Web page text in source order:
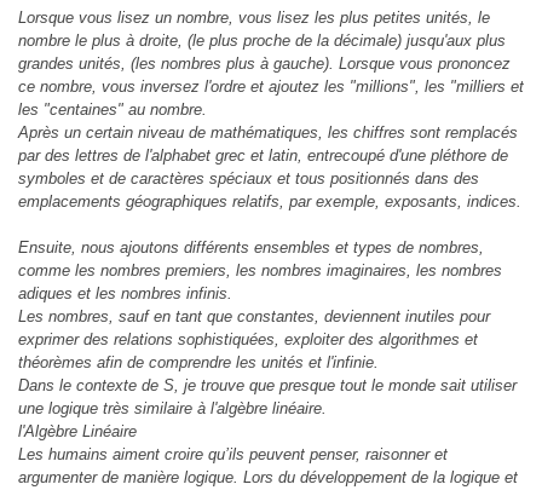
Lorsque vous lisez un nombre, vous lisez les plus petites unités, le
nombre le plus à droite, (le plus proche de la décimale) jusqu'aux plus
grandes unités, (les nombres plus à gauche). Lorsque vous prononcez
ce nombre, vous inversez l'ordre et ajoutez les "millions", les "milliers et
les "centaines" au nombre.
Après un certain niveau de mathématiques, les chiffres sont remplacés
par des lettres de l'alphabet grec et latin, entrecoupé d'une pléthore de
symboles et de caractères spéciaux et tous positionnés dans des
emplacements géographiques relatifs, par exemple, exposants, indices.
Ensuite, nous ajoutons différents ensembles et types de nombres,
comme les nombres premiers, les nombres imaginaires, les nombres
adiques et les nombres infinis.
Les nombres, sauf en tant que constantes, deviennent inutiles pour
exprimer des relations sophistiquées, exploiter des algorithmes et
théorèmes afin de comprendre les unités et l'infinie.
Dans le contexte de S, je trouve que presque tout le monde sait utiliser
une logique très similaire à l'algèbre linéaire.
l'Algèbre Linéaire
Les humains aiment croire qu’ils peuvent penser, raisonner et
argumenter de manière logique. Lors du développement de la logique et